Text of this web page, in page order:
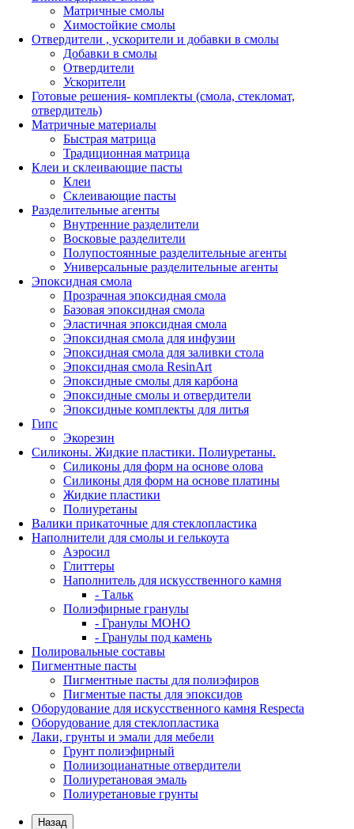
Матричные смолы
Химостойкие смолы
Отвердители , ускорители и добавки в смолы
Добавки в смолы
Отвердители
Ускорители
Готовые решения- комплекты (смола, стекломат,
отвердитель)
Матричные материалы
Быстрая матрица
Традиционная матрица
Клеи и склеивающие пасты
Клеи
Склеивающие пасты
Разделительные агенты
Внутренние разделители
Восковые разделители
Полупостоянные разделительные агенты
Универсальные разделительные агенты
Эпоксидная смола
Прозрачная эпоксидная смола
Базовая эпоксидная смола
Эластичная эпоксидная смола
Эпоксидная смола для инфузии
Эпоксидная смола для заливки стола
Эпоксидная смола ResinArt
Эпоксидные смолы для карбона
Эпоксидные смолы и отвердители
Эпоксидные комплекты для литья
Гипс
Экорезин
Силиконы. Жидкие пластики. Полиуретаны.
Силиконы для форм на основе олова
Силиконы для форм на основе платины
Жидкие пластики
Полиуретаны
Валики прикаточные для стеклопластика
Наполнители для смолы и гелькоута
Аэросил
Глиттеры
Наполнитель для искусственного камня
- Тальк
Полиэфирные гранулы
- Гранулы МОНО
- Гранулы под камень
Полировальные составы
Пигментные пасты
Пигментные пасты для полиэфиров
Пигментые пасты для эпоксидов
Оборудование для искусственного камня Respecta
Оборудование для стеклопластика
Лаки, грунты и эмали для мебели
Грунт полиэфирный
Полиизоцианатные отвердители
Полиуретановая эмаль
Полиуретановые грунты
Назад